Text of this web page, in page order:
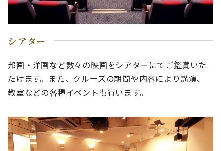
シアター
邦画・洋画など数々の映画をシアターにてご鑑賞いた
だけます。また、クルーズの期間や内容により講演、
教室などの各種イベントも行います。